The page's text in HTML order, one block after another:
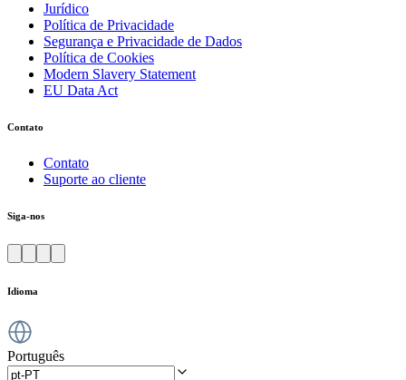
Jurídico
Política de Privacidade
Segurança e Privacidade de Dados
Política de Cookies
Modern Slavery Statement
EU Data Act
Contato
Contato
Suporte ao cliente
Siga-nos
Idioma
Português